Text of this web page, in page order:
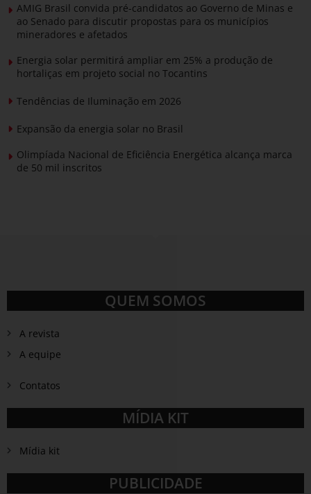
AMIG Brasil convida pré-candidatos ao Governo de Minas e
ao Senado para discutir propostas para os municípios
mineradores e afetados
Energia solar permitirá ampliar em 25% a produção de
hortaliças em projeto social no Tocantins
Tendências de Iluminação em 2026
Expansão da energia solar no Brasil
Olimpíada Nacional de Eficiência Energética alcança marca
de 50 mil inscritos
QUEM SOMOS
A revista
A equipe
Contatos
MÍDIA KIT
Mídia kit
PUBLICIDADE